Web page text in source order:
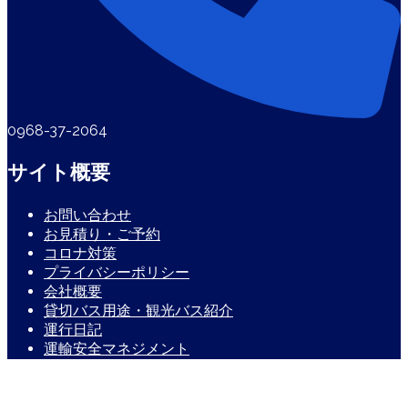
0968-37-2064
サイト概要
お問い合わせ
お見積り・ご予約
コロナ対策
プライバシーポリシー
会社概要
貸切バス用途・観光バス紹介
運行日記
運輸安全マネジメント